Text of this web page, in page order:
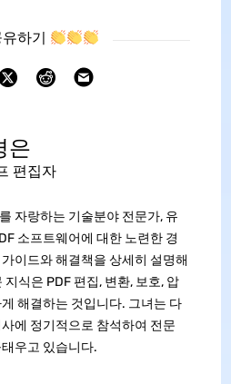
하기
은
편집자
자랑하는 기술분야 전문가, 유
소프트웨어에 대한 노련한 경
이드와 해결책을 상세히 설명해
식은 PDF 편집, 변환, 보호, 압
해결하는 것입니다. 그녀는 다
에 정기적으로 참석하여 전문
우고 있습니다.